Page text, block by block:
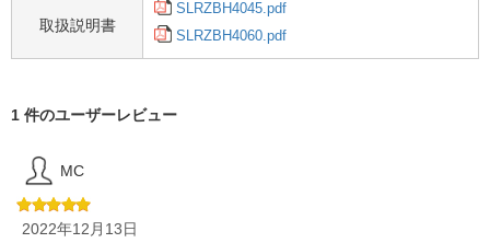
取扱説明書
SLRZBH4045.pdf
SLRZBH4060.pdf
1 件のユーザーレビュー
MC
2022年12月13日